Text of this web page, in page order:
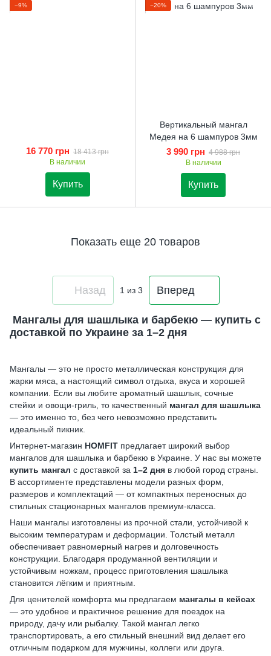
−9%
16 770 грн 18 413 грн
В наличии
Купить
−20%
Вертикальный мангал
Медея на 6 шампуров 3мм
3 990 грн 4 988 грн
В наличии
Купить
Показать еще 20 товаров
Назад 1 из 3 Вперед
Мангалы для шашлыка и барбекю — купить с
доставкой по Украине за 1–2 дня
Мангалы — это не просто металлическая конструкция для
жарки мяса, а настоящий символ отдыха, вкуса и хорошей
компании. Если вы любите ароматный шашлык, сочные
стейки и овощи-гриль, то качественный мангал для шашлыка
— это именно то, без чего невозможно представить
идеальный пикник.
Интернет-магазин HOMFIT предлагает широкий выбор
мангалов для шашлыка и барбекю в Украине. У нас вы можете
купить мангал с доставкой за 1–2 дня в любой город страны.
В ассортименте представлены модели разных форм,
размеров и комплектаций — от компактных переносных до
стильных стационарных мангалов премиум-класса.
Наши мангалы изготовлены из прочной стали, устойчивой к
высоким температурам и деформации. Толстый металл
обеспечивает равномерный нагрев и долговечность
конструкции. Благодаря продуманной вентиляции и
устойчивым ножкам, процесс приготовления шашлыка
становится лёгким и приятным.
Для ценителей комфорта мы предлагаем мангалы в кейсах
— это удобное и практичное решение для поездок на
природу, дачу или рыбалку. Такой мангал легко
транспортировать, а его стильный внешний вид делает его
отличным подарком для мужчины, коллеги или друга.